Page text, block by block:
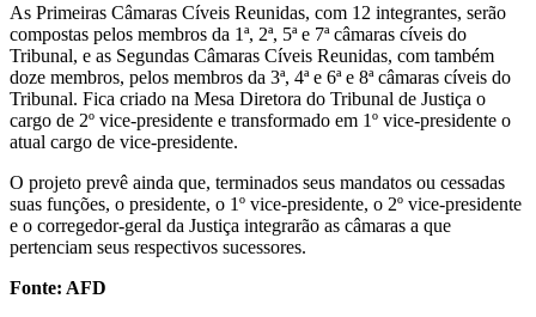
As Primeiras Câmaras Cíveis Reunidas, com 12 integrantes, serão
compostas pelos membros da 1ª, 2ª, 5ª e 7ª câmaras cíveis do
Tribunal, e as Segundas Câmaras Cíveis Reunidas, com também
doze membros, pelos membros da 3ª, 4ª e 6ª e 8ª câmaras cíveis do
Tribunal. Fica criado na Mesa Diretora do Tribunal de Justiça o
cargo de 2º vice-presidente e transformado em 1º vice-presidente o
atual cargo de vice-presidente.
O projeto prevê ainda que, terminados seus mandatos ou cessadas
suas funções, o presidente, o 1º vice-presidente, o 2º vice-presidente
e o corregedor-geral da Justiça integrarão as câmaras a que
pertenciam seus respectivos sucessores.
Fonte: AFD